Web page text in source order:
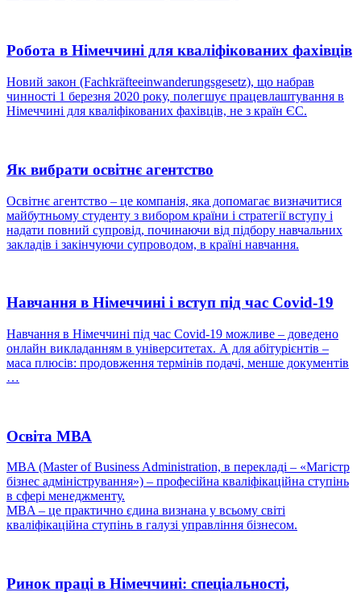
Робота в Німеччині для кваліфікованих фахівців
Новий закон (Fachkräfteeinwanderungsgesetz), що набрав
чинності 1 березня 2020 року, полегшує працевлаштування в
Німеччині для кваліфікованих фахівців, не з країн ЄС.
Як вибрати освітнє агентство
Освітнє агентство – це компанія, яка допомагає визначитися
майбутньому студенту з вибором країни і стратегії вступу і
надати повний супровід, починаючи від підбору навчальних
закладів і закінчуючи супроводом, в країні навчання.
Навчання в Німеччині і вступ під час Covid-19
Навчання в Німеччині під час Covid-19 можливе – доведено
онлайн викладанням в університетах. А для абітурієнтів –
маса плюсів: продовження термінів подачі, менше документів
…
Освіта МВА
MBA (Master of Business Administration, в перекладі – «Магістр
бізнес адміністрування») – професійна кваліфікаційна ступінь
в сфері менеджменту.
MBA – це практично єдина визнана у всьому світі
кваліфікаційна ступінь в галузі управління бізнесом.
Ринок праці в Німеччині: спеціальності,